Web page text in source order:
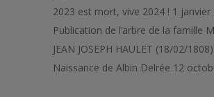
2023 est mort, vive 2024 ! 1 janvier
Publication de l’arbre de la famille
JEAN JOSEPH HAULET (18/02/1808)
Naissance de Albin Delrée 12